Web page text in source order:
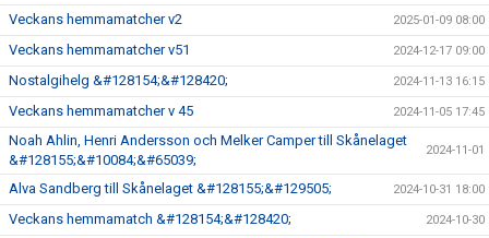
Veckans hemmamatcher v2 2025-01-09 08:00
Veckans hemmamatcher v51 2024-12-17 09:00
Nostalgihelg &#128154;&#128420; 2024-11-13 16:15
Veckans hemmamatcher v 45 2024-11-05 17:45
Noah Ahlin, Henri Andersson och Melker Camper till Skånelaget
&#128155;&#10084;&#65039;
2024-11-01
Alva Sandberg till Skånelaget &#128155;&#129505; 2024-10-31 18:00
Veckans hemmamatch &#128154;&#128420; 2024-10-30